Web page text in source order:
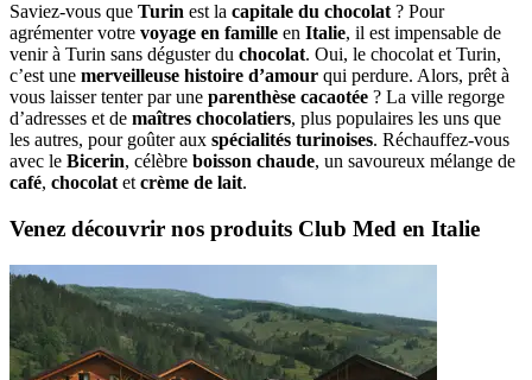
Saviez-vous que Turin est la capitale du chocolat ? Pour
agrémenter votre voyage en famille en Italie, il est impensable de
venir à Turin sans déguster du chocolat. Oui, le chocolat et Turin,
c’est une merveilleuse histoire d’amour qui perdure. Alors, prêt à
vous laisser tenter par une parenthèse cacaotée ? La ville regorge
d’adresses et de maîtres chocolatiers, plus populaires les uns que
les autres, pour goûter aux spécialités turinoises. Réchauffez-vous
avec le Bicerin, célèbre boisson chaude, un savoureux mélange de
café, chocolat et crème de lait.
Venez découvrir nos produits Club Med en Italie